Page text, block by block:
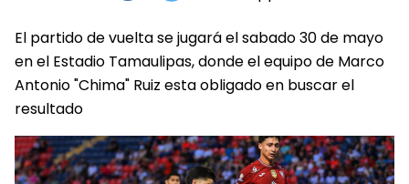
El partido de vuelta se jugará el sabado 30 de mayo
en el Estadio Tamaulipas, donde el equipo de Marco
Antonio "Chima" Ruiz esta obligado en buscar el
resultado